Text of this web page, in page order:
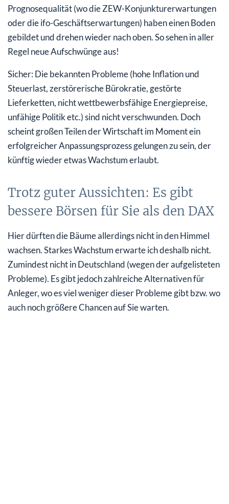
Prognosequalität (wo die ZEW-Konjunkturerwartungen
oder die ifo-Geschäftserwartungen) haben einen Boden
gebildet und drehen wieder nach oben. So sehen in aller
Regel neue Aufschwünge aus!
Sicher: Die bekannten Probleme (hohe Inflation und
Steuerlast, zerstörerische Bürokratie, gestörte
Lieferketten, nicht wettbewerbsfähige Energiepreise,
unfähige Politik etc.) sind nicht verschwunden. Doch
scheint großen Teilen der Wirtschaft im Moment ein
erfolgreicher Anpassungsprozess gelungen zu sein, der
künftig wieder etwas Wachstum erlaubt.
Trotz guter Aussichten: Es gibt
bessere Börsen für Sie als den DAX
Hier dürften die Bäume allerdings nicht in den Himmel
wachsen. Starkes Wachstum erwarte ich deshalb nicht.
Zumindest nicht in Deutschland (wegen der aufgelisteten
Probleme). Es gibt jedoch zahlreiche Alternativen für
Anleger, wo es viel weniger dieser Probleme gibt bzw. wo
auch noch größere Chancen auf Sie warten.